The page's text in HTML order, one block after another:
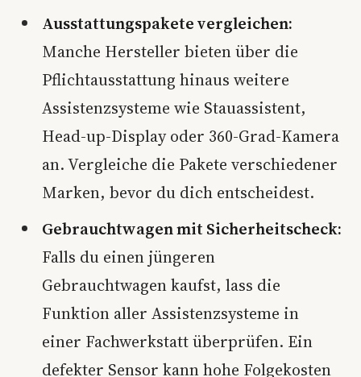
Ausstattungspakete vergleichen:
Manche Hersteller bieten über die
Pflichtausstattung hinaus weitere
Assistenzsysteme wie Stauassistent,
Head-up-Display oder 360-Grad-Kamera
an. Vergleiche die Pakete verschiedener
Marken, bevor du dich entscheidest.
Gebrauchtwagen mit Sicherheitscheck:
Falls du einen jüngeren
Gebrauchtwagen kaufst, lass die
Funktion aller Assistenzsysteme in
einer Fachwerkstatt überprüfen. Ein
defekter Sensor kann hohe Folgekosten